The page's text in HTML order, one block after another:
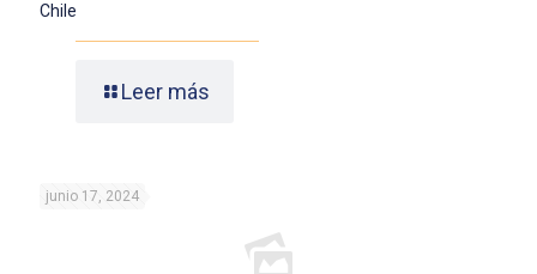
Chile
Leer más
junio 17, 2024